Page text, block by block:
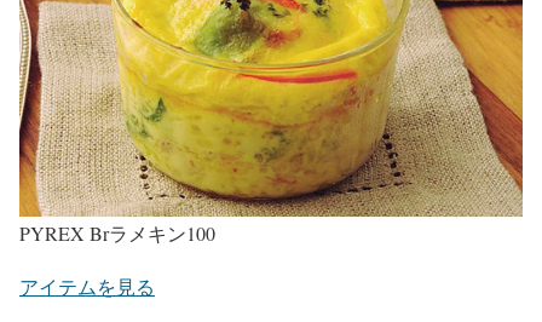
PYREX Brラメキン100
アイテムを見る